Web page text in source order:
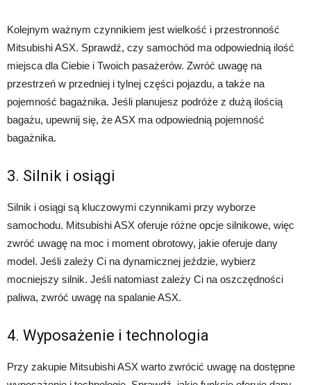
Kolejnym ważnym czynnikiem jest wielkość i przestronność
Mitsubishi ASX. Sprawdź, czy samochód ma odpowiednią ilość
miejsca dla Ciebie i Twoich pasażerów. Zwróć uwagę na
przestrzeń w przedniej i tylnej części pojazdu, a także na
pojemność bagażnika. Jeśli planujesz podróże z dużą ilością
bagażu, upewnij się, że ASX ma odpowiednią pojemność
bagażnika.
3. Silnik i osiągi
Silnik i osiągi są kluczowymi czynnikami przy wyborze
samochodu. Mitsubishi ASX oferuje różne opcje silnikowe, więc
zwróć uwagę na moc i moment obrotowy, jakie oferuje dany
model. Jeśli zależy Ci na dynamicznej jeździe, wybierz
mocniejszy silnik. Jeśli natomiast zależy Ci na oszczędności
paliwa, zwróć uwagę na spalanie ASX.
4. Wyposażenie i technologia
Przy zakupie Mitsubishi ASX warto zwrócić uwagę na dostępne